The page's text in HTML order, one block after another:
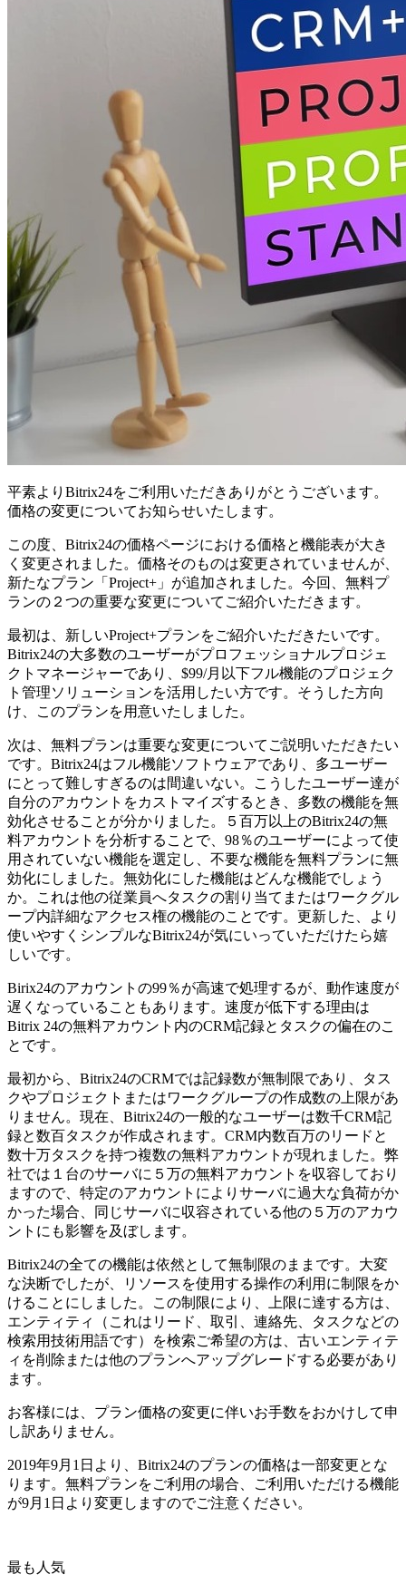
平素よりBitrix24をご利用いただきありがとうございます。
価格の変更についてお知らせいたします。
この度、Bitrix24の価格ページにおける価格と機能表が大き
く変更されました。価格そのものは変更されていませんが、
新たなプラン「Project+」が追加されました。今回、無料プ
ランの２つの重要な変更についてご紹介いただきます。
最初は、新しいProject+プランをご紹介いただきたいです。
Bitrix24の大多数のユーザーがプロフェッショナルプロジェ
クトマネージャーであり、$99/月以下フル機能のプロジェク
ト管理ソリューションを活用したい方です。そうした方向
け、このプランを用意いたしました。
次は、無料プランは重要な変更についてご説明いただきたい
です。Bitrix24はフル機能ソフトウェアであり、多ユーザー
にとって難しすぎるのは間違いない。こうしたユーザー達が
自分のアカウントをカストマイズするとき、多数の機能を無
効化させることが分かりました。５百万以上のBitrix24の無
料アカウントを分析することで、98％のユーザーによって使
用されていない機能を選定し、不要な機能を無料プランに無
効化にしました。無効化にした機能はどんな機能でしょう
か。これは他の従業員へタスクの割り当てまたはワークグル
ープ内詳細なアクセス権の機能のことです。更新した、より
使いやすくシンプルなBitrix24が気にいっていただけたら嬉
しいです。
Birix24のアカウントの99％が高速で処理するが、動作速度が
遅くなっていることもあります。速度が低下する理由は
Bitrix 24の無料アカウント内のCRM記録とタスクの偏在のこ
とです。
最初から、Bitrix24のCRMでは記録数が無制限であり、タス
クやプロジェクトまたはワークグループの作成数の上限があ
りません。現在、Bitrix24の一般的なユーザーは数千CRM記
録と数百タスクが作成されます。CRM内数百万のリードと
数十万タスクを持つ複数の無料アカウントが現れました。弊
社では１台のサーバに５万の無料アカウントを収容しており
ますので、特定のアカウントによりサーバに過大な負荷がか
かった場合、同じサーバに収容されている他の５万のアカウ
ントにも影響を及ぼします。
Bitrix24の全ての機能は依然として無制限のままです。大変
な決断でしたが、リソースを使用する操作の利用に制限をか
けることにしました。この制限により、上限に達する方は、
エンティティ（これはリード、取引、連絡先、タスクなどの
検索用技術用語です）を検索ご希望の方は、古いエンティテ
ィを削除または他のプランへアップグレードする必要があり
ます。
お客様には、プラン価格の変更に伴いお手数をおかけして申
し訳ありません。
2019年9月1日より、Bitrix24のプランの価格は一部変更とな
ります。無料プランをご利用の場合、ご利用いただける機能
が9月1日より変更しますのでご注意ください。
最も人気